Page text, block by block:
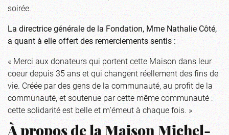
soirée.
La directrice générale de la Fondation, Mme Nathalie Côté,
a quant à elle offert des remerciements sentis :
« Merci aux donateurs qui portent cette Maison dans leur
coeur depuis 35 ans et qui changent réellement des fins de
vie. Créée par des gens de la communauté, au profit de la
communauté, et soutenue par cette même communauté :
cette solidarité est belle et m’émeut à chaque fois. »